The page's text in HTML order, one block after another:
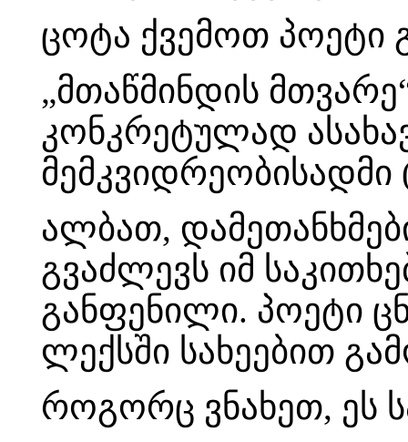
ცოტა ქვემოთ პოეტი
„მთაწმინდის
კონკრეტულად
მემკვიდრეობისადმი
ალბათ,
გვაძლევს იმ
განფენილი. პოეტი
ლექსში სახეებით
როგორც ვნახეთ, ეს